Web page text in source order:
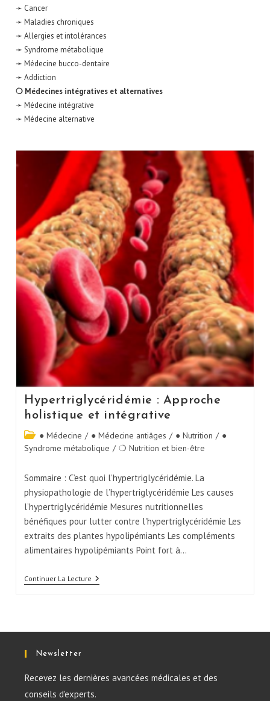
➛ Cancer
➛ Maladies chroniques
➛ Allergies et intolérances
➛ Syndrome métabolique
➛ Médecine bucco-dentaire
➛ Addiction
❍ Médecines intégratives et alternatives
➛ Médecine intégrative
➛ Médecine alternative
Hypertriglycéridémie : Approche
holistique et intégrative
● Médecine / ● Médecine antiâges / ● Nutrition / ●
Syndrome métabolique / ❍ Nutrition et bien-être
Sommaire : C’est quoi l’hypertriglycéridémie. La
physiopathologie de l’hypertriglycéridémie Les causes
l’hypertriglycéridémie Mesures nutritionnelles
bénéfiques pour lutter contre l'hypertriglycéridémie Les
extraits des plantes hypolipémiants Les compléments
alimentaires hypolipémiants Point fort à…
Continuer La Lecture
Newsletter
Recevez les dernières avancées médicales et des
conseils d'experts.